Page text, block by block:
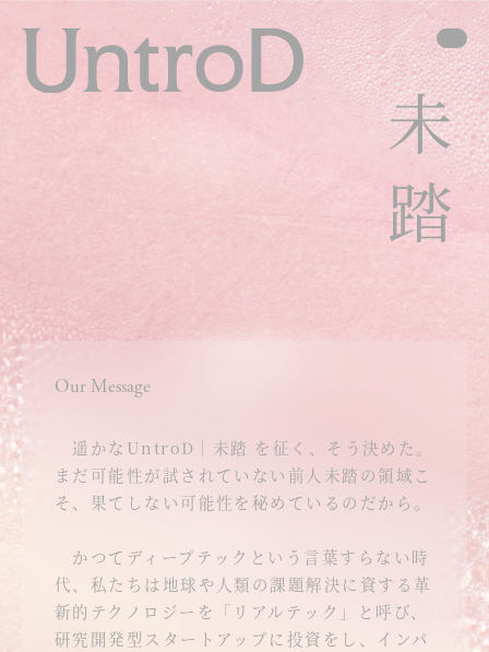
Our Message
遥かなUntroD｜未踏 を征く、そう決めた。
まだ可能性が試されていない前人未踏の領域こ
そ、果てしない可能性を秘めているのだから。
かつてディープテックという言葉すらない時
代、私たちは地球や人類の課題解決に資する革
新的テクノロジーを「リアルテック」と呼び、
研究開発型スタートアップに投資をし、インパ